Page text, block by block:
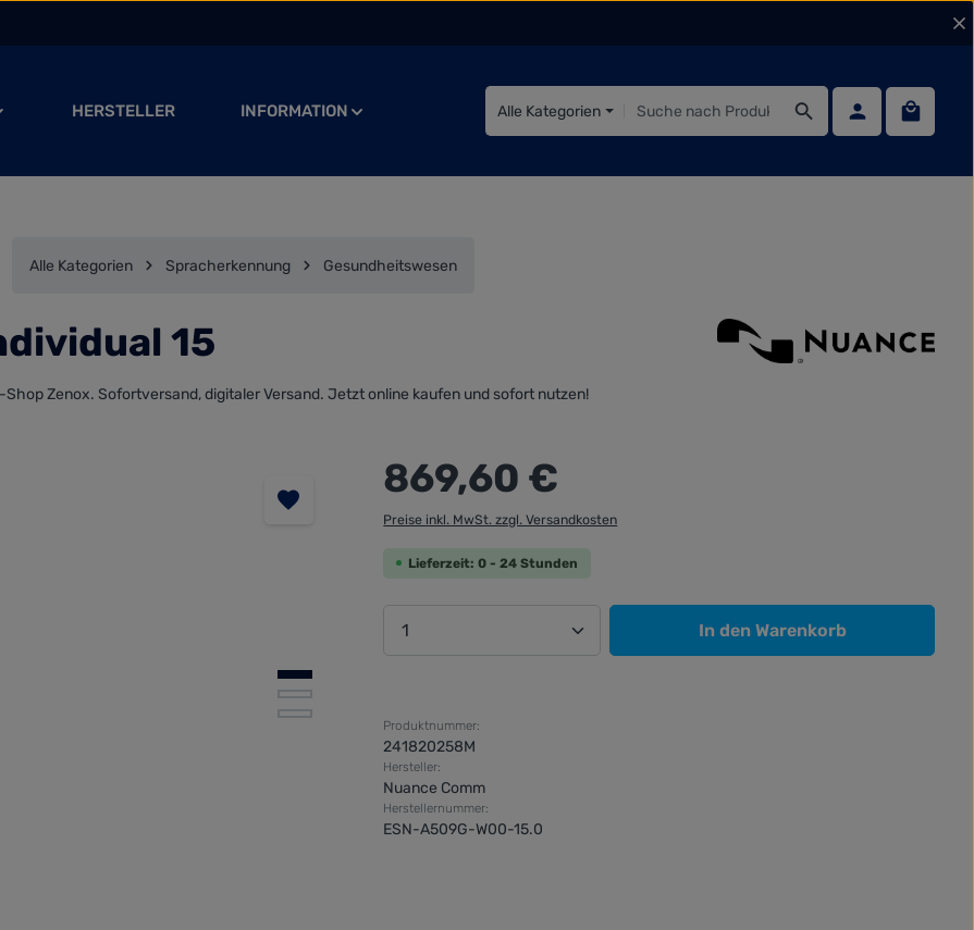
HERSTELLER INFORMATION Alle Kategorien
Alle Kategorien Spracherkennung Gesundheitswesen
15
Zenox. Sofortversand, digitaler Versand. Jetzt online kaufen und sofort nutzen!
Regulärer Preis:
869,60 €
Preise inkl. MwSt. zzgl. Versandkosten
Lieferzeit: 0 - 24 Stunden
Produkt Anzahl: Gib den gewünschten Wert
In den Warenkorb
Produktnummer:
241820258M
Hersteller:
Nuance Comm
Herstellernummer:
ESN-A509G-W00-15.0